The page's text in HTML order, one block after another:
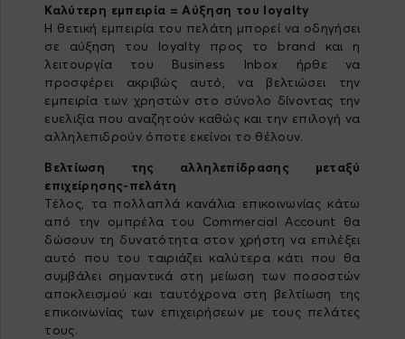
Καλύτερη εμπειρία = Αύξηση του loyalty
Η θετική εμπειρία του πελάτη μπορεί να οδηγήσει
σε αύξηση του loyalty προς το brand και η
λειτουργία του Business Inbox ήρθε να
προσφέρει ακριβώς αυτό, να βελτιώσει την
εμπειρία των χρηστών στο σύνολο δίνοντας την
ευελιξία που αναζητούν καθώς και την επιλογή να
αλληλεπιδρούν όποτε εκείνοι το θέλουν.
Βελτίωση της αλληλεπίδρασης μεταξύ
επιχείρησης-πελάτη
Τέλος, τα πολλαπλά κανάλια επικοινωνίας κάτω
από την ομπρέλα του Commercial Account θα
δώσουν τη δυνατότητα στον χρήστη να επιλέξει
αυτό που του ταιριάζει καλύτερα κάτι που θα
συμβάλει σημαντικά στη μείωση των ποσοστών
αποκλεισμού και ταυτόχρονα στη βελτίωση της
επικοινωνίας των επιχειρήσεων με τους πελάτες
τους.